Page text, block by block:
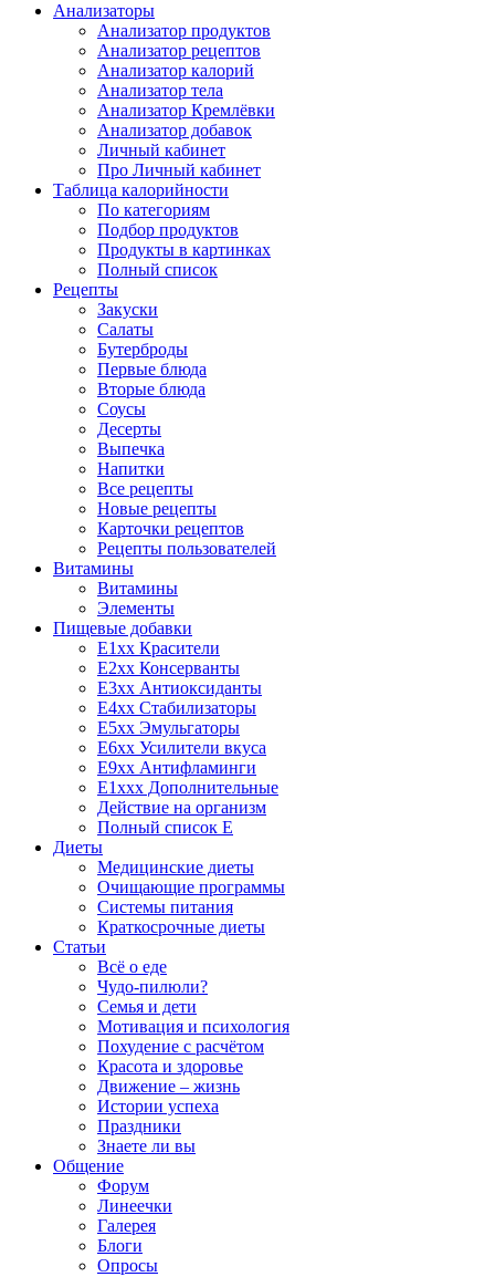
Анализаторы
Анализатор продуктов
Анализатор рецептов
Анализатор калорий
Анализатор тела
Анализатор Кремлёвки
Анализатор добавок
Личный кабинет
Про Личный кабинет
Таблица калорийности
По категориям
Подбор продуктов
Продукты в картинках
Полный список
Рецепты
Закуски
Салаты
Бутерброды
Первые блюда
Вторые блюда
Соусы
Десерты
Выпечка
Напитки
Все рецепты
Новые рецепты
Карточки рецептов
Рецепты пользователей
Витамины
Витамины
Элементы
Пищевые добавки
E1xx Красители
E2xx Консерванты
E3xx Антиоксиданты
E4xx Стабилизаторы
E5xx Эмульгаторы
E6xx Усилители вкуса
E9xx Антифламинги
E1xxx Дополнительные
Действие на организм
Полный список E
Диеты
Медицинские диеты
Очищающие программы
Системы питания
Краткосрочные диеты
Статьи
Всё о еде
Чудо-пилюли?
Семья и дети
Мотивация и психология
Похудение с расчётом
Красота и здоровье
Движение – жизнь
Истории успеха
Праздники
Знаете ли вы
Общение
Форум
Линеечки
Галерея
Блоги
Опросы